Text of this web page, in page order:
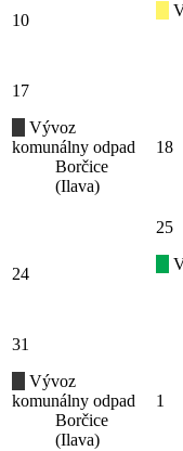
10
17
Vývoz
komunálny odpad
Borčice
(Ilava)
18
24
25
31
Vývoz
komunálny odpad
Borčice
(Ilava)
1